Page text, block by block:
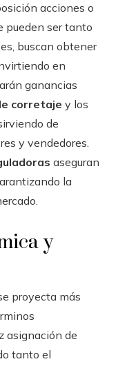
acciones o
pueden ser tanto
buscan obtener
en
ganancias
corretaje y los
de
y vendedores.
aseguran
la
y
proyecta más
asignación de
tanto el